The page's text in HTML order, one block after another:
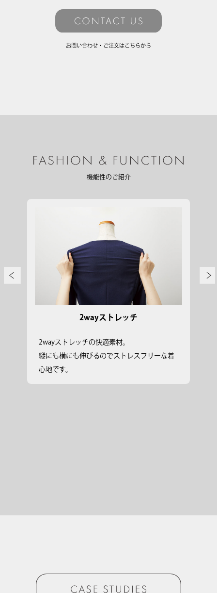
お問い合わせ・ご注文はこちらから
機能性のご紹介
2wayストレッチ
2wayストレッチの快適素材。
縦にも横にも伸びるのでストレスフリーな着
心地です。